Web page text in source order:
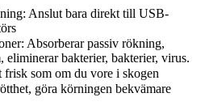
Anslut bara direkt till USB-
Absorberar passiv rökning,
eliminerar bakterier, bakterier, virus.
som om du vore i skogen
göra körningen bekvämare